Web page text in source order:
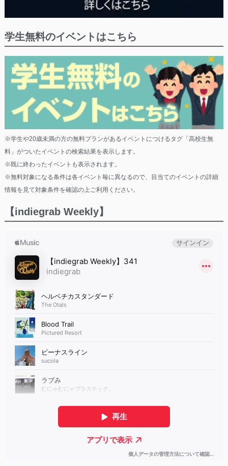
学生無料のイベントはこちら
※学生や20歳未満の方の無料プランがあるイベントにつけるタグ「高校生無
料」がついたイベントの検索結果を表示します。
※既に終わったイベントも表示されます。
※無料対象になる条件は各イベント毎に異なるので、目当てのイベントの詳細
情報を見て対象条件を確認の上ご利用ください。
【indiegrab Weekly】